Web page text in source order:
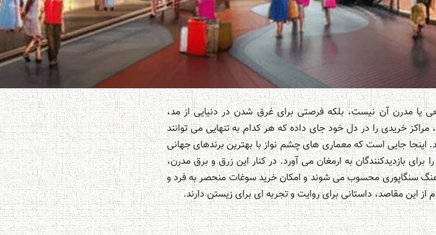
یا مدرن آن نیست، بلکه فرصتی برای غرق شدن در دنیایی از مد،
خریدی را در دل خود جای داده که هر کدام به تنهایی می توانند
جایی است که معماری های چشم نواز با بهترین برندهای جهانی
بازدیدکنندگان به ارمغان می آورد. در کنار این زرق و برق مدرن،
سنگاپوری محسوب می شوند و امکان خرید سوغات منحصر به فرد و
این مقاصد، داستانی برای روایت و تجربه ای برای زیستن دارند.